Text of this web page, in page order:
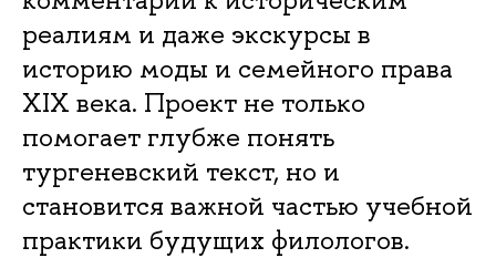
реалиям и даже экскурсы в
историю моды и семейного права
XIX века. Проект не только
помогает глубже понять
тургеневский текст, но и
становится важной частью учебной
практики будущих филологов.